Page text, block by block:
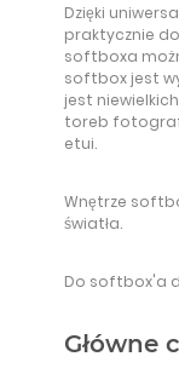
Dzięki
praktycznie
softboxa
softbox jest
jest
toreb
etui.
Wnętrze
światła.
Do softbox'a
Główne